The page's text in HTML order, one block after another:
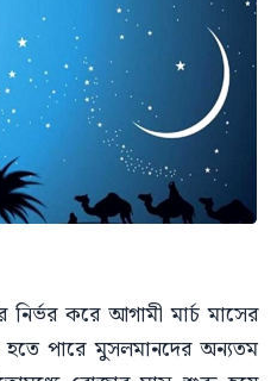
করে আগামী মার্চ মাসের
পারে মুসলমানদের অন্যতম